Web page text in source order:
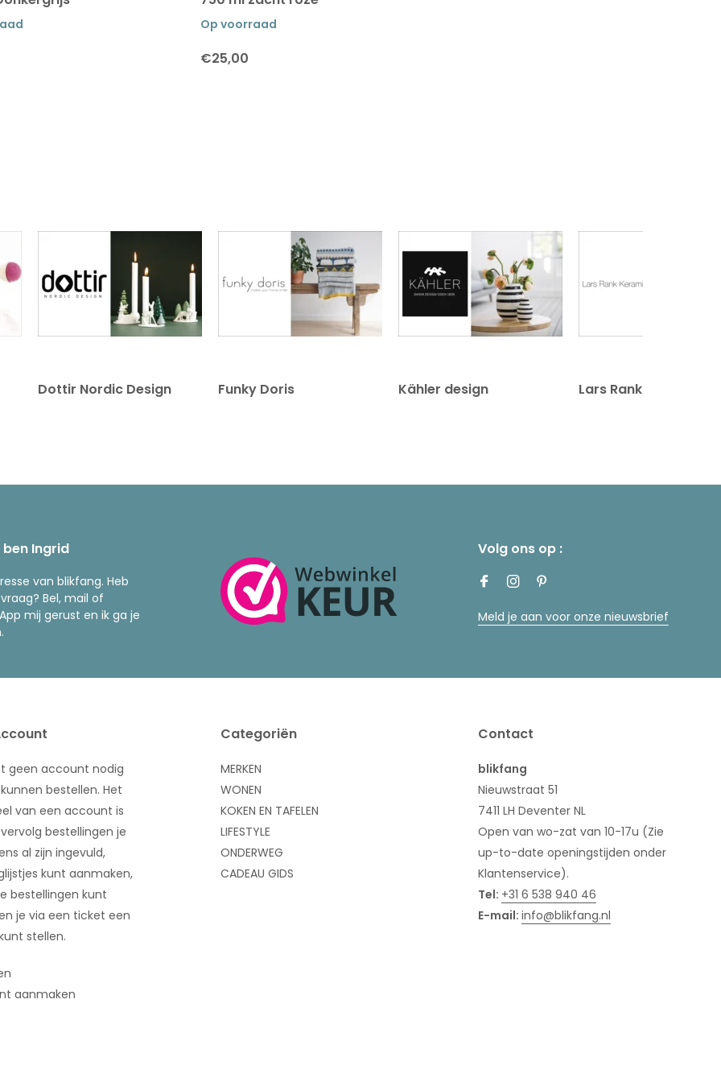
Op voorraad
€25,00
Dottir Nordic Design Funky Doris Kähler design Lars Rank Keramik
ben Ingrid
van blikfang. Heb
Bel, mail of
mij gerust en ik ga je
Volg ons op :
Meld je aan voor onze nieuwsbrief
geen account nodig
bestellen. Het
van een account is
bestellingen je
al zijn ingevuld,
kunt aanmaken,
bestellingen kunt
je via een ticket een
stellen.
aanmaken
Categoriën
MERKEN
WONEN
KOKEN EN TAFELEN
LIFESTYLE
ONDERWEG
CADEAU GIDS
Contact
blikfang
Nieuwstraat 51
7411 LH Deventer NL
Open van wo-zat van 10-17u (Zie
up-to-date openingstijden onder
Klantenservice).
Tel: +31 6 538 940 46
E-mail: info@blikfang.nl